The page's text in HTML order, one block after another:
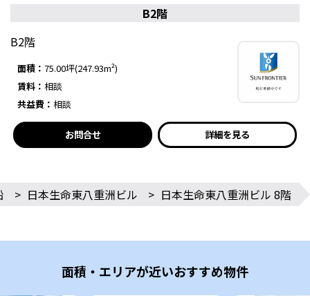
B2階
B2階
面積： 75.00坪(247.93m²)
賃料： 相談
共益費： 相談
お問合せ 詳細を見る
> 日本生命東八重洲ビル > 日本生命東八重洲ビル 8階
面積・エリアが近いおすすめ物件